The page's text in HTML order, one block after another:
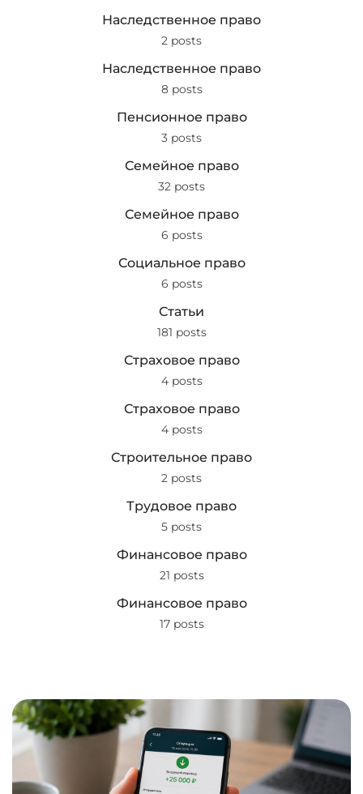
Наследственное право
2 posts
Наследственное право
8 posts
Пенсионное право
3 posts
Семейное право
32 posts
Семейное право
6 posts
Социальное право
6 posts
Статьи
181 posts
Страховое право
4 posts
Страховое право
4 posts
Строительное право
2 posts
Трудовое право
5 posts
Финансовое право
21 posts
Финансовое право
17 posts